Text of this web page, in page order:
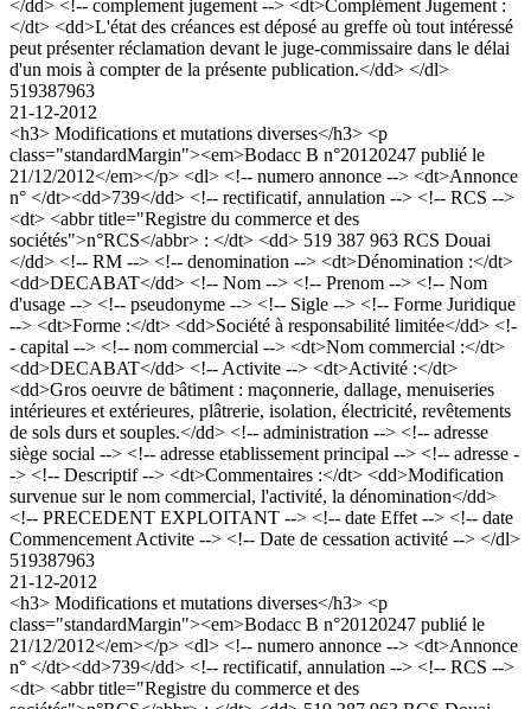
</dd> <!-- complement jugement --> <dt>Complément Jugement :
</dt> <dd>L'état des créances est déposé au greffe où tout intéressé
peut présenter réclamation devant le juge-commissaire dans le délai
d'un mois à compter de la présente publication.</dd> </dl>
519387963
21-12-2012
<h3> Modifications et mutations diverses</h3> <p
class="standardMargin"><em>Bodacc B n°20120247 publié le
21/12/2012</em></p> <dl> <!-- numero annonce --> <dt>Annonce
n° </dt><dd>739</dd> <!-- rectificatif, annulation --> <!-- RCS -->
<dt> <abbr title="Registre du commerce et des
sociétés">n°RCS</abbr> : </dt> <dd> 519 387 963 RCS Douai
</dd> <!-- RM --> <!-- denomination --> <dt>Dénomination :</dt>
<dd>DECABAT</dd> <!-- Nom --> <!-- Prenom --> <!-- Nom
d'usage --> <!-- pseudonyme --> <!-- Sigle --> <!-- Forme Juridique
--> <dt>Forme :</dt> <dd>Société à responsabilité limitée</dd> <!-
- capital --> <!-- nom commercial --> <dt>Nom commercial :</dt>
<dd>DECABAT</dd> <!-- Activite --> <dt>Activité :</dt>
<dd>Gros oeuvre de bâtiment : maçonnerie, dallage, menuiseries
intérieures et extérieures, plâtrerie, isolation, électricité, revêtements
de sols durs et souples.</dd> <!-- administration --> <!-- adresse
siège social --> <!-- adresse etablissement principal --> <!-- adresse -
-> <!-- Descriptif --> <dt>Commentaires :</dt> <dd>Modification
survenue sur le nom commercial, l'activité, la dénomination</dd>
<!-- PRECEDENT EXPLOITANT --> <!-- date Effet --> <!-- date
Commencement Activite --> <!-- Date de cessation activité --> </dl>
519387963
21-12-2012
<h3> Modifications et mutations diverses</h3> <p
class="standardMargin"><em>Bodacc B n°20120247 publié le
21/12/2012</em></p> <dl> <!-- numero annonce --> <dt>Annonce
n° </dt><dd>739</dd> <!-- rectificatif, annulation --> <!-- RCS -->
<dt> <abbr title="Registre du commerce et des